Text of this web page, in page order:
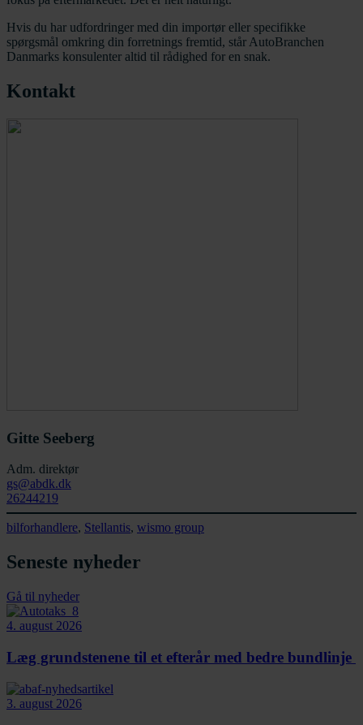
Hvis du har udfordringer med din importør eller specifikke
spørgsmål omkring din forretnings fremtid, står AutoBranchen
Danmarks konsulenter altid til rådighed for en snak.
Kontakt
Gitte Seeberg
Adm. direktør
gs@abdk.dk
26244219
bilforhandlere, Stellantis, wismo group
Seneste nyheder
Gå til nyheder
4. august 2026
Læg grundstenene til et efterår med bedre bundlinje
3. august 2026